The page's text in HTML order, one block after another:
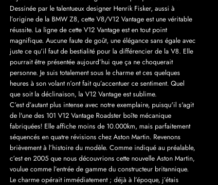
Dessinée par le talentueux designer Henrik Fisker, aussi à
l’origine de la BMW Z8, cette V8/V12 Vantage est une véritable
réussite. La ligne de cette V12 Vantage est en tout point
magnifique. Aucune faute de goût, une élégance sans égale avec
juste ce qu’il faut de bestialité pour la différencier de la V8. Elle
pourrait être présentée aujourd’hui que ça ne choquerait
personne. Je suis totalement sous le charme et ces quelques
heures à son volant n’ont fait qu’accentuer ce sentiment. Quel
que soit la déclinaison, la V12 Vantage est sublime.
C’est d’autant plus intense avec notre exemplaire, puisqu'il s'agit
de l'une des 101 V12 Vantage Roadster boîte mécanique
fabriquées! Elle affiche moins de 10.000km, mais parfaitement
séquencés en quatre révisions chez Aston Martin. Revenons
brièvement à l’histoire du modèle. Comme indiqué au préalable,
c’est en 2005 que nous découvrions cette nouvelle Aston Martin,
voulue comme l’entrée de gamme du constructeur britannique.
Le charme opérait immédiatement ; déjà à l’époque, j’étais